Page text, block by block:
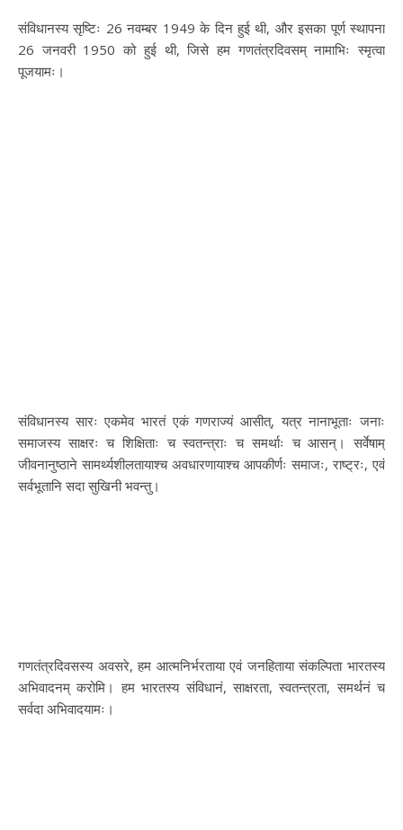
संविधानस्य सृष्टिः 26 नवम्बर 1949 के दिन हुई थी, और इसका पूर्ण स्थापना
26 जनवरी 1950 को हुई थी, जिसे हम गणतंत्रदिवसम् नामाभिः स्मृत्वा
पूजयामः।
संविधानस्य सारः एकमेव भारतं एकं गणराज्यं आसीत्, यत्र नानाभूताः जनाः
समाजस्य साक्षरः च शिक्षिताः च स्वतन्त्राः च समर्थाः च आसन्। सर्वेषाम्
जीवनानुष्ठाने सामर्थ्यशीलतायाश्च अवधारणायाश्च आपकीर्णः समाजः, राष्ट्रः, एवं
सर्वभूतानि सदा सुखिनी भवन्तु।
गणतंत्रदिवसस्य अवसरे, हम आत्मनिर्भरताया एवं जनहिताया संकल्पिता भारतस्य
अभिवादनम् करोमि। हम भारतस्य संविधानं, साक्षरता, स्वतन्त्रता, समर्थनं च
सर्वदा अभिवादयामः।